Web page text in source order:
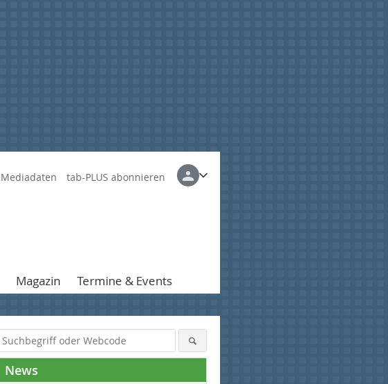
Mediadaten tab-PLUS abonnieren
Magazin Termine & Events
News